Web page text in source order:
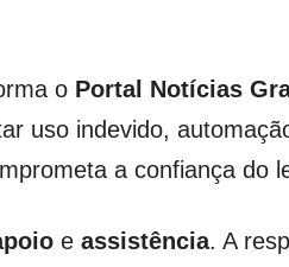
o Portal Notícias
uso indevido,
a confiança do
e assistência. A